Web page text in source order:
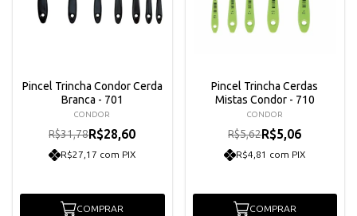
Pincel Trincha Condor Cerda
Branca - 701
CONDOR
R$31,78R$28,60
R$27,17 com PIX
COMPRAR
Pincel Trincha Cerdas
Mistas Condor - 710
CONDOR
R$5,62R$5,06
R$4,81 com PIX
COMPRAR